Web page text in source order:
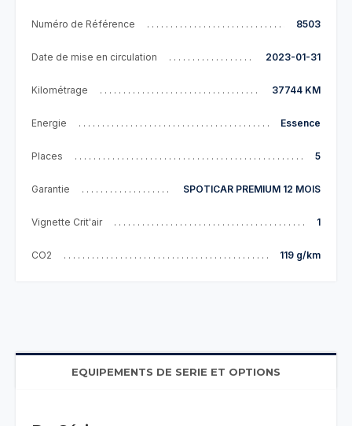
Numéro de Référence 8503
Date de mise en circulation 2023-01-31
Kilométrage 37744 KM
Energie Essence
Places 5
Garantie SPOTICAR PREMIUM 12 MOIS
Vignette Crit'air 1
CO2 119 g/km
EQUIPEMENTS DE SERIE ET OPTIONS